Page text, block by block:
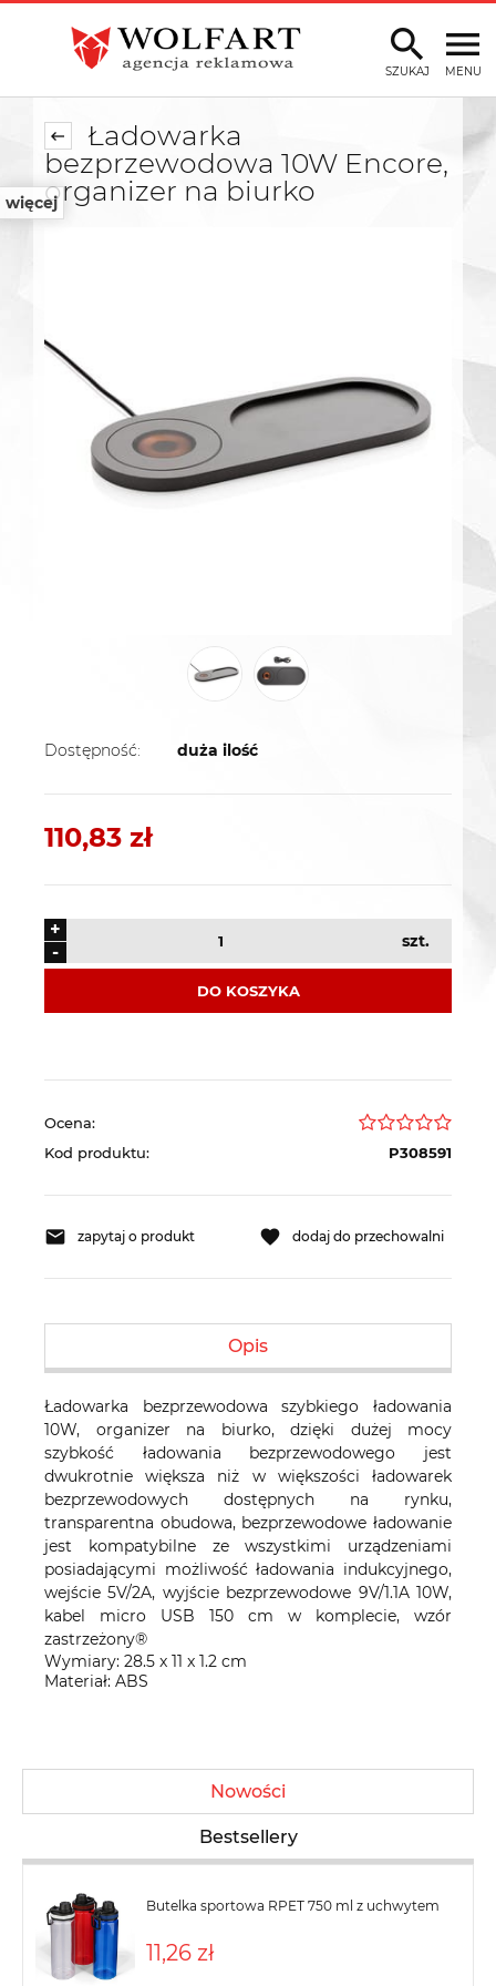
MENU
SZUKAJ
więcej
Ładowarka
bezprzewodowa 10W Encore,
organizer na biurko
Dostępność: duża ilość
110,83 zł
-
+
szt.
DO KOSZYKA
Ocena:
Kod produktu:
P308591
zapytaj o produkt dodaj do przechowalni
Opis
Ładowarka bezprzewodowa szybkiego ładowania
10W, organizer na biurko, dzięki dużej mocy
szybkość ładowania bezprzewodowego jest
dwukrotnie większa niż w większości ładowarek
bezprzewodowych dostępnych na rynku,
transparentna obudowa, bezprzewodowe ładowanie
jest kompatybilne ze wszystkimi urządzeniami
posiadającymi możliwość ładowania indukcyjnego,
wejście 5V/2A, wyjście bezprzewodowe 9V/1.1A 10W,
kabel micro USB 150 cm w komplecie, wzór
zastrzeżony®
Wymiary: 28.5 x 11 x 1.2 cm
Materiał: ABS
Nowości
Bestsellery
Butelka sportowa RPET 750 ml z uchwytem
11,26 zł